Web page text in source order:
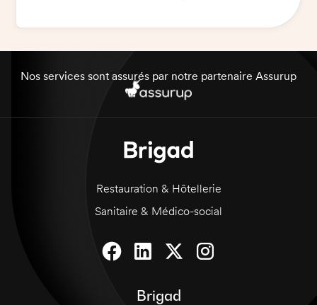
l'accueil des clients. Vous devrez faire preuve
service exceptionnelle. De plus, vous devrez
être capable de travailler en équipe et de
Nos services sont assurés par notre partenaire Assurup
Restauration & Hôtellerie
Sanitaire & Médico-social
Brigad